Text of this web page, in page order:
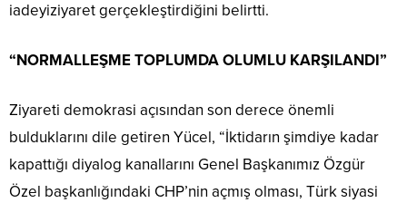
iadeyiziyaret gerçekleştirdiğini belirtti.
“NORMALLEŞME TOPLUMDA OLUMLU KARŞILANDI”
Ziyareti demokrasi açısından son derece önemli
bulduklarını dile getiren Yücel, “İktidarın şimdiye kadar
kapattığı diyalog kanallarını Genel Başkanımız Özgür
Özel başkanlığındaki CHP’nin açmış olması, Türk siyasi